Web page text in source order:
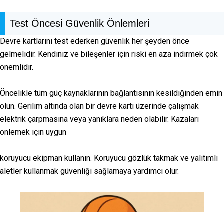
Test Öncesi Güvenlik Önlemleri
Devre kartlarını test ederken güvenlik her şeyden önce
gelmelidir. Kendiniz ve bileşenler için riski en aza indirmek çok
önemlidir.
Öncelikle tüm güç kaynaklarının bağlantısının kesildiğinden emin
olun. Gerilim altında olan bir devre kartı üzerinde çalışmak
elektrik çarpmasına veya yanıklara neden olabilir. Kazaları
önlemek için uygun
koruyucu ekipman kullanın. Koruyucu gözlük takmak ve yalıtımlı
aletler kullanmak güvenliği sağlamaya yardımcı olur.